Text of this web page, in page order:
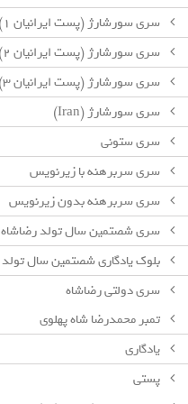
سرى سورشارژ (پست ايرانيان ١)
سرى سورشارژ (پست ايرانيان ٢)
سرى سورشارژ (پست ايرانيان ٣)
سرى سورشارژ (Iran)
سرى ستونى
سرى سربرهنه با زيرنويس
سرى سربرهنه بدون زيرنويس
سرى شصتمين سال تولد رضاشاه
بلوك يادگارى شصتمين سال تولد
سرى دولتى رضاشاه
تمبر محمدرضا شاه پهلوی
یادگاری
پستی